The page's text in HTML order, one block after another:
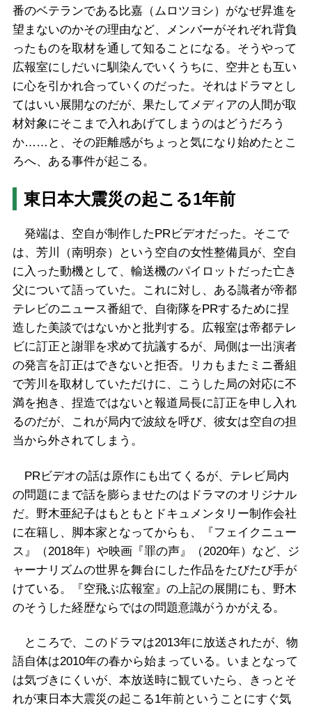
番のベテランである比嘉（ムロツヨシ）がなぜ昇進を
望まないのかその理由など、メンバーがそれぞれ背負
ったものを取材を通して知ることになる。そうやって
広報室にしだいに馴染んでいくうちに、空井とも互い
に心を引かれ合っていくのだった。それはドラマとし
てはいい展開なのだが、果たしてメディアの人間が取
材対象にそこまで入れあげてしまうのはどうだろう
か……と、その距離感がちょっと気になり始めたとこ
ろへ、ある事件が起こる。
東日本大震災の起こる1年前
発端は、空自が制作したPRビデオだった。そこで
は、芳川（南明奈）という空自の女性整備員が、空自
に入った動機として、輸送機のパイロットだった亡き
父について語っていた。これに対し、ある識者が帝都
テレビのニュース番組で、自衛隊をPRするために捏
造した美談ではないかと批判する。広報室は帝都テレ
ビに訂正と謝罪を求めて抗議するが、局側は一出演者
の発言を訂正はできないと拒否。リカもまたミニ番組
で芳川を取材していただけに、こうした局の対応に不
満を抱き、捏造ではないと報道局長に訂正を申し入れ
るのだが、これが局内で波紋を呼び、彼女は空自の担
当から外されてしまう。
PRビデオの話は原作にも出てくるが、テレビ局内
の問題にまで話を膨らませたのはドラマのオリジナル
だ。野木亜紀子はもともとドキュメンタリー制作会社
に在籍し、脚本家となってからも、『フェイクニュー
ス』（2018年）や映画『罪の声』（2020年）など、ジ
ャーナリズムの世界を舞台にした作品をたびたび手が
けている。『空飛ぶ広報室』の上記の展開にも、野木
のそうした経歴ならではの問題意識がうかがえる。
ところで、このドラマは2013年に放送されたが、物
語自体は2010年の春から始まっている。いまとなって
は気づきにくいが、本放送時に観ていたら、きっとそ
れが東日本大震災の起こる1年前ということにすぐ気